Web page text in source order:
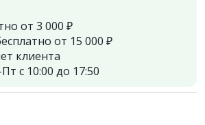
от 3 000 ₽
от 15 000 ₽
клиента
с 10:00 до 17:50